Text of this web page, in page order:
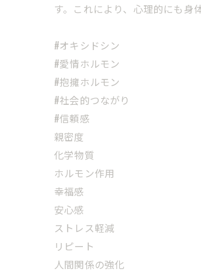
す。これにより、心理的にも身
#オキシドシン
#愛情ホルモン
#抱擁ホルモン
#社会的つながり
#信頼感
親密度
化学物質
ホルモン作用
幸福感
安心感
ストレス軽減
リピート
人間関係の強化